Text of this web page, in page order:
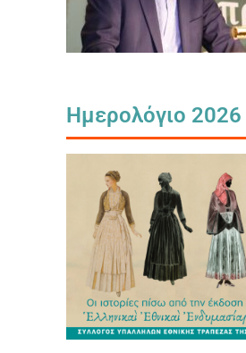
Ημερολόγιο 2026